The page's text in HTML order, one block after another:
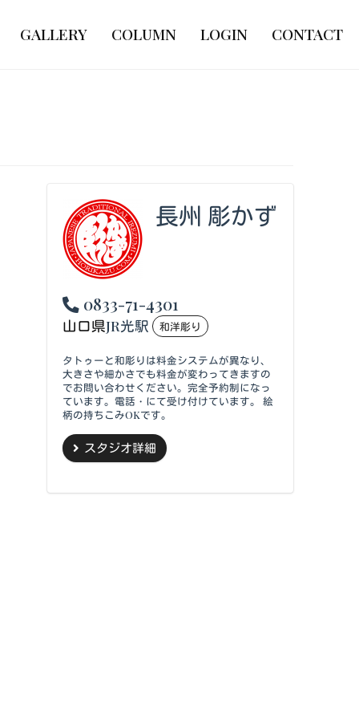
GALLERY COLUMN LOGIN CONTACT
長州 彫かず
0833-71-4301
山口県JR光駅 和洋彫り
タトゥーと和彫りは料金システムが異なり、
大きさや細かさでも料金が変わってきますの
でお問い合わせください。完全予約制になっ
ています。電話・にて受け付けています。 絵
柄の持ちこみOKです。
スタジオ詳細